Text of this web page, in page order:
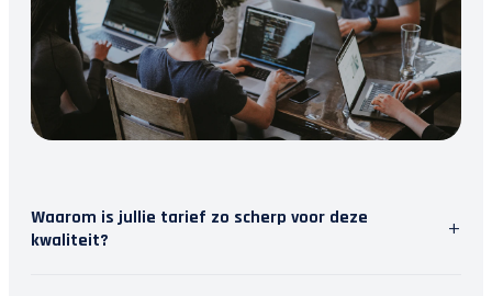
Waarom is jullie tarief zo scherp voor deze
kwaliteit?
+